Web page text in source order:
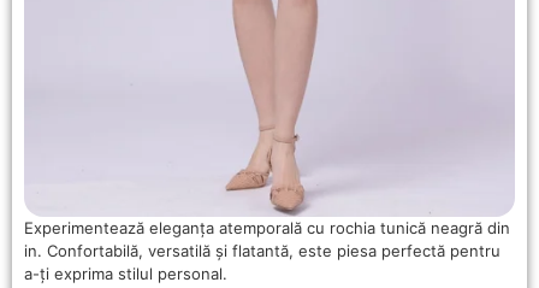
Experimentează eleganța atemporală cu rochia tunică neagră din
in. Confortabilă, versatilă și flatantă, este piesa perfectă pentru
a-ți exprima stilul personal.